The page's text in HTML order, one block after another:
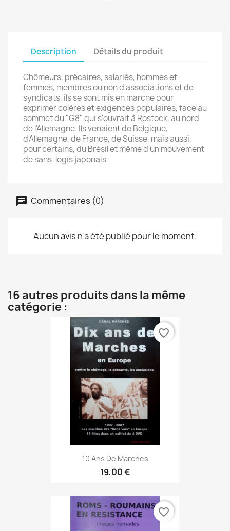
Description Détails du produit
Chômeurs, précaires, salariés, hommes et
femmes, membres ou non d'associations et de
syndicats, ils se sont mis en marche pour
exprimer colères et exigences populaires, face au
sommet du "G8" qui s'ouvrait à Rostock, au nord
de l'Allemagne. Ils venaient de Belgique,
d'Allemagne, de France, de Suisse, mais aussi,
pour certains, du Brésil et même d'un mouvement
de sans-logis japonais.
Commentaires (0)
Aucun avis n'a été publié pour le moment.
16 autres produits dans la même
catégorie :
10 Ans De Marches
19,00 €
favorite_border
favorite_border